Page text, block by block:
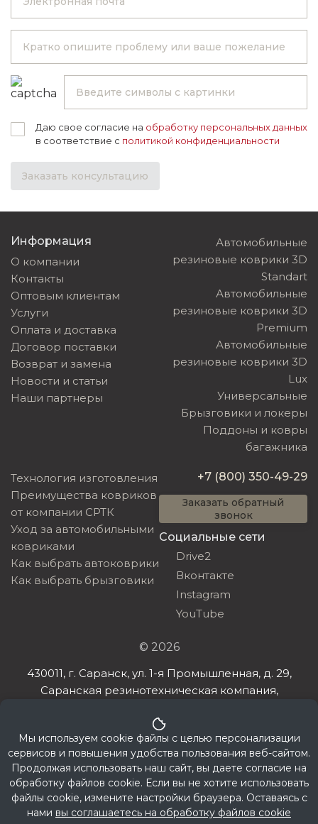
Даю свое согласие на обработку персональных данных
в соответствие с политикой конфиденциальности
Заказать консультацию
Информация
О компании
Контакты
Оптовым клиентам
Услуги
Оплата и доставка
Договор поставки
Возврат и замена
Новости и статьи
Наши партнеры
Автомобильные
резиновые коврики 3D
Standart
Автомобильные
резиновые коврики 3D
Premium
Автомобильные
резиновые коврики 3D
Lux
Универсальные
Брызговики и локеры
Поддоны и ковры
багажника
Технология изготовления
Преимущества ковриков
от компании СРТК
Уход за автомобильными
ковриками
Как выбрать автоковрики
Как выбрать брызговики
+7 (800) 350-49-29
Заказать обратный
звонок
Социальные сети
Drive2
Вконтакте
Instagram
YouTube
© 2026
430011, г. Саранск, ул. 1-я Промышленная, д. 29,
Саранская резинотехническая компания,
Политика конфиденциальности
Мы используем cookie файлы с целью персонализации
сервисов и повышения удобства пользования веб-сайтом.
Продолжая использовать наш сайт, вы даете согласие на
обработку файлов cookie. Если вы не хотите использовать
файлы cookie, измените настройки браузера. Оставаясь с
нами вы соглашаетесь на обработку файлов cookie